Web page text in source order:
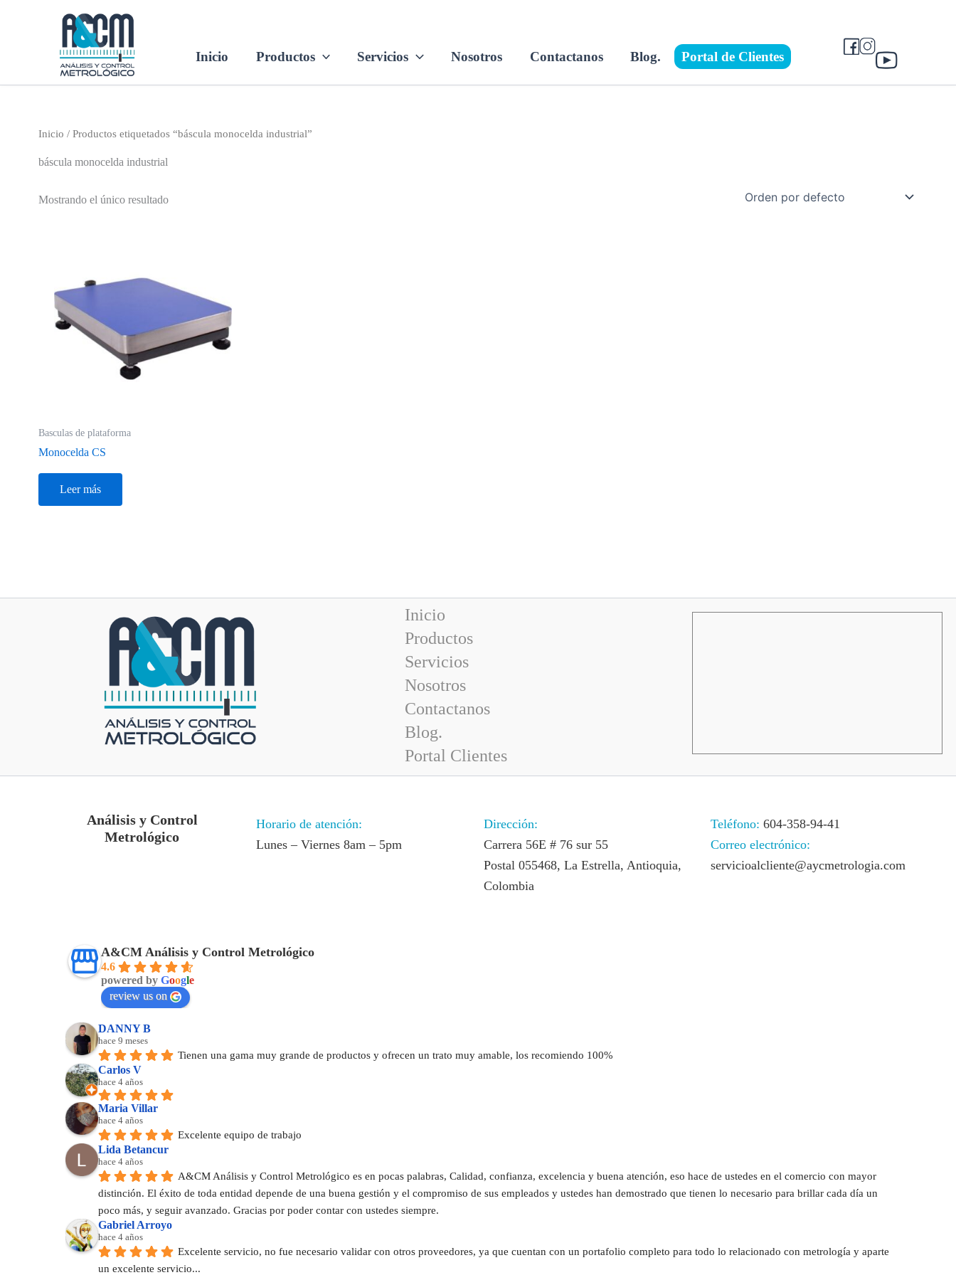
Inicio Productos Servicios Nosotros Contactanos Blog. Portal de Clientes
Inicio / Productos etiquetados “báscula monocelda industrial”
báscula monocelda industrial
Mostrando el único resultado
Basculas de plataforma
Monocelda CS
Leer más
Inicio
Productos
Servicios
Nosotros
Contactanos
Blog.
Portal Clientes
Análisis y Control
Metrológico
Horario de atención:
Lunes – Viernes 8am – 5pm
Dirección:
Carrera 56E # 76 sur 55
Postal 055468, La Estrella, Antioquia,
Colombia
Teléfono: 604-358-94-41
Correo electrónico:
servicioalcliente@aycmetrologia.com
A&CM Análisis y Control Metrológico
4.6
powered by Google
review us on
DANNY B
hace 9 meses
Tienen una gama muy grande de productos y ofrecen un trato muy amable, los recomiendo 100%
Carlos V
hace 4 años
Maria Villar
hace 4 años
Excelente equipo de trabajo
Lida Betancur
hace 4 años
A&CM Análisis y Control Metrológico es en pocas palabras, Calidad, confianza, excelencia y buena atención, eso hace de ustedes en el comercio con mayor
distinción. El éxito de toda entidad depende de una buena gestión y el compromiso de sus empleados y ustedes han demostrado que tienen lo necesario para brillar cada día un
poco más, y seguir avanzado. Gracias por poder contar con ustedes siempre.
Gabriel Arroyo
hace 4 años
Excelente servicio, no fue necesario validar con otros proveedores, ya que cuentan con un portafolio completo para todo lo relacionado con metrología y aparte
un excelente servicio...